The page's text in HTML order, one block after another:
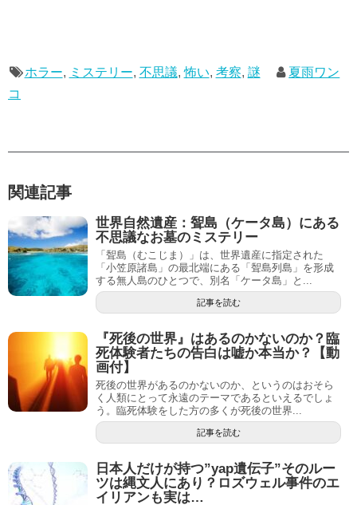
ホラー, ミステリー, 不思議,怖い, 考察, 謎
夏雨ワン
コ
関連記事
世界自然遺産：聟島（ケータ島）にある
不思議なお墓のミステリー
「聟島（むこじま）」は、世界遺産に指定された
「小笠原諸島」の最北端にある「聟島列島」を形成
する無人島のひとつで、別名「ケータ島」と...
記事を読む
『死後の世界』はあるのかないのか？臨
死体験者たちの告白は嘘か本当か？【動
画付】
死後の世界があるのかないのか、というのはおそら
く人類にとって永遠のテーマであるといえるでしょ
う。臨死体験をした方の多くが死後の世界...
記事を読む
日本人だけが持つ”yap遺伝子”そのルー
ツは縄文人にあり？ロズウェル事件のエ
イリアンも実は…